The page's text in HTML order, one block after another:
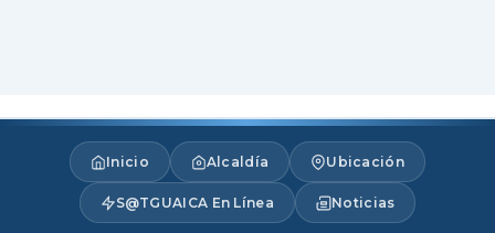
Inicio Alcaldía Ubicación
S@TGUAICA En Línea Noticias